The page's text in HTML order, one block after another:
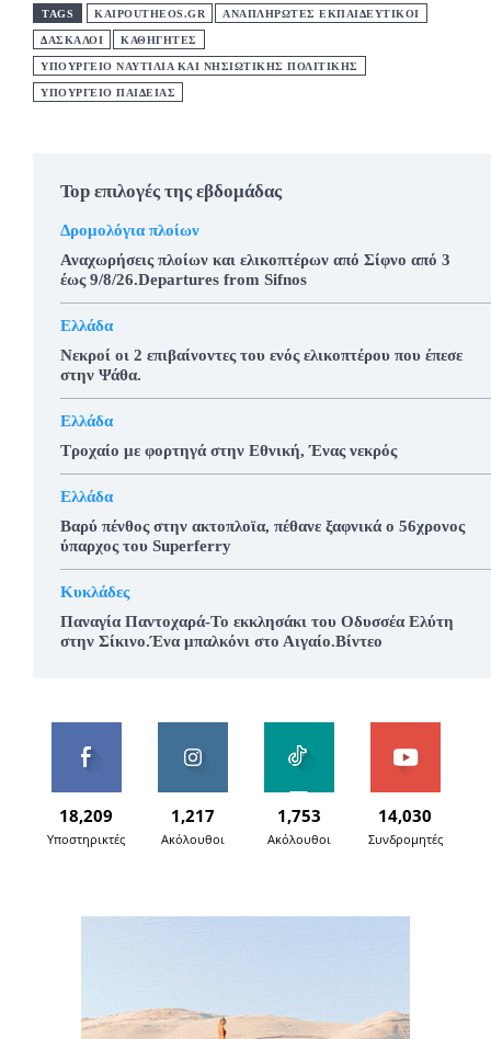
TAGS KAIPOUTHEOS.GR ΑΝΑΠΛΗΡΩΤΕΣ ΕΚΠΑΙΔΕΥΤΙΚΟΙ
ΔΑΣΚΑΛΟΙ ΚΑΘΗΓΗΤΕΣ
ΥΠΟΥΡΓΕΙΟ ΝΑΥΤΙΛΙΑ ΚΑΙ ΝΗΣΙΩΤΙΚΗΣ ΠΟΛΙΤΙΚΗΣ
ΥΠΟΥΡΓΕΙΟ ΠΑΙΔΕΙΑΣ
Top επιλογές της εβδομάδας
Δρομολόγια πλοίων
Αναχωρήσεις πλοίων και ελικοπτέρων από Σίφνο από 3
έως 9/8/26.Departures from Sifnos
Ελλάδα
Νεκροί οι 2 επιβαίνοντες του ενός ελικοπτέρου που έπεσε
στην Ψάθα.
Ελλάδα
Τροχαίο με φορτηγά στην Εθνική, Ένας νεκρός
Ελλάδα
Βαρύ πένθος στην ακτοπλοϊα, πέθανε ξαφνικά ο 56χρονος
ύπαρχος του Superferry
Κυκλάδες
Παναγία Παντοχαρά-Το εκκλησάκι του Οδυσσέα Ελύτη
στην Σίκινο.Ένα μπαλκόνι στο Αιγαίο.Βίντεο
18,209
Υποστηρικτές
1,217
Ακόλουθοι
1,753
Ακόλουθοι
14,030
Συνδρομητές